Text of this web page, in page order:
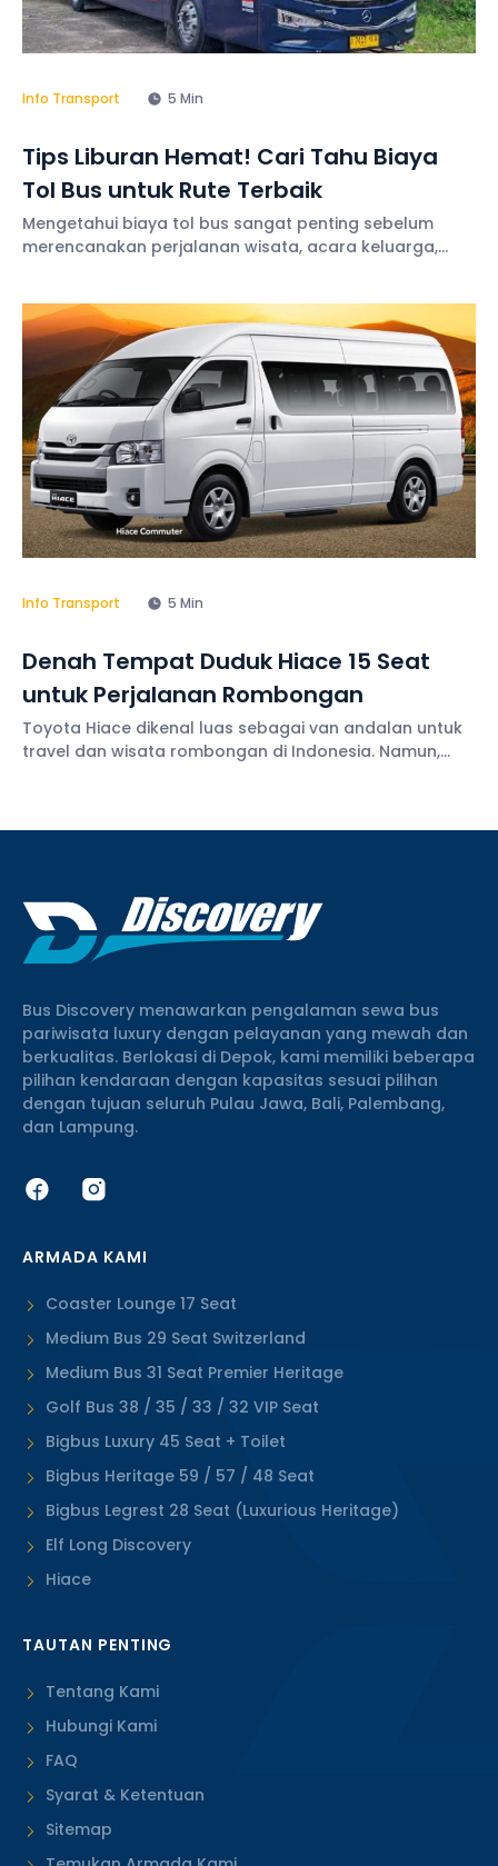
Info Transport 5 Min
Tips Liburan Hemat! Cari Tahu Biaya
Tol Bus untuk Rute Terbaik
Mengetahui biaya tol bus sangat penting sebelum
merencanakan perjalanan wisata, acara keluarga,
lebih terukur sehingga pengeluaran tetap terkendali
selama
Info Transport 5 Min
Denah Tempat Duduk Hiace 15 Seat
untuk Perjalanan Rombongan
Toyota Hiace dikenal luas sebagai van andalan untuk
travel dan wisata rombongan di Indonesia. Namun,
Bus Discovery menawarkan pengalaman sewa bus
pariwisata luxury dengan pelayanan yang mewah dan
berkualitas. Berlokasi di Depok, kami memiliki beberapa
pilihan kendaraan dengan kapasitas sesuai pilihan
dengan tujuan seluruh Pulau Jawa, Bali, Palembang,
dan Lampung.
ARMADA KAMI
Coaster Lounge 17 Seat
Medium Bus 29 Seat Switzerland
Medium Bus 31 Seat Premier Heritage
Golf Bus 38 / 35 / 33 / 32 VIP Seat
Bigbus Luxury 45 Seat + Toilet
Bigbus Heritage 59 / 57 / 48 Seat
Bigbus Legrest 28 Seat (Luxurious Heritage)
Elf Long Discovery
Hiace
TAUTAN PENTING
Tentang Kami
Hubungi Kami
FAQ
Syarat & Ketentuan
Sitemap